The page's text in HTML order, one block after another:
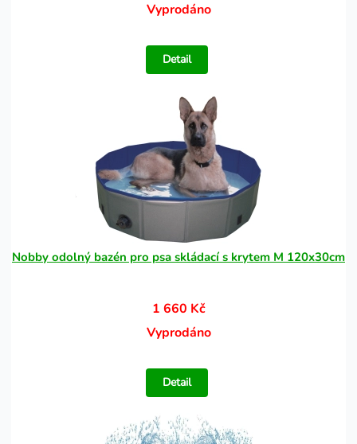
Vyprodáno
Detail
Nobby odolný bazén pro psa skládací s krytem M 120x30cm
1 660 Kč
Vyprodáno
Detail